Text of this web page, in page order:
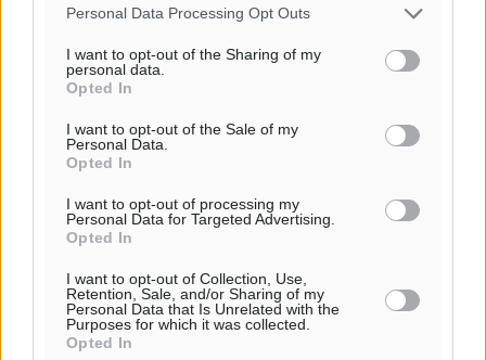
Personal Data Processing Opt Outs
I want to opt-out of the Sharing of my
personal data.
Opted In
I want to opt-out of the Sale of my
Personal Data.
Opted In
I want to opt-out of processing my
Personal Data for Targeted Advertising.
Opted In
I want to opt-out of Collection, Use,
Retention, Sale, and/or Sharing of my
Personal Data that Is Unrelated with the
Purposes for which it was collected.
Opted In